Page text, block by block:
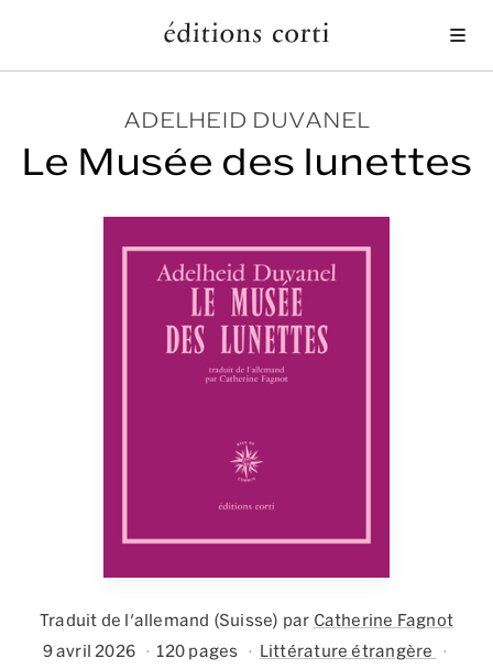
ADELHEID DUVANEL
Le Musée des lunettes
Traduit de l'allemand (Suisse) par Catherine Fagnot
9 avril 2026
120 pages
Littérature étrangère